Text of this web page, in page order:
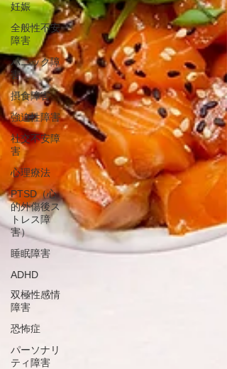
妊娠
全般性不安
障害
パニック障
害
摂食障害
強迫性障害
社交不安障
害
心理療法
PTSD（心
的外傷後ス
トレス障
害）
睡眠障害
ADHD
双極性感情
障害
恐怖症
パーソナリ
ティ障害